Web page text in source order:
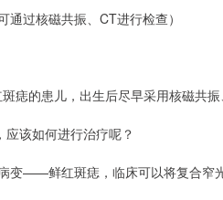
过核磁共振、CT进行检查）
痣的患儿，出生后尽早采用核磁共
该如何进行治疗呢？
变——鲜红斑痣，临床可以将复合窄